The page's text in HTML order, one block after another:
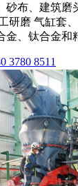
砂布、建筑磨
研磨 气缸套
金、钛合金和
3780 8511